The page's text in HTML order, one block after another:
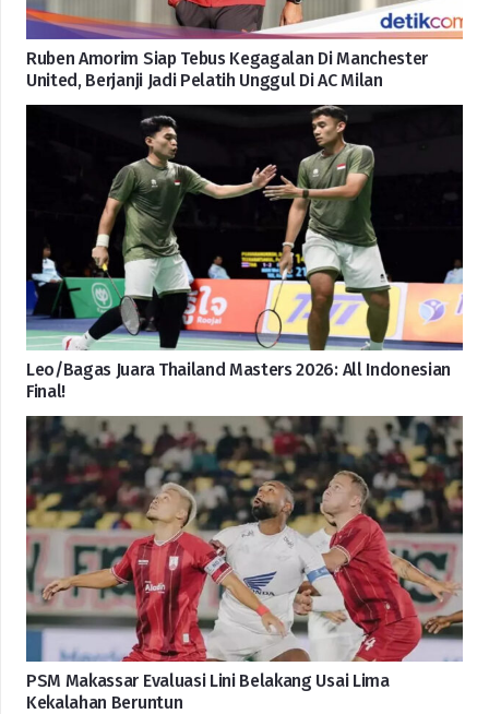
Ruben Amorim Siap Tebus Kegagalan Di Manchester
United, Berjanji Jadi Pelatih Unggul Di AC Milan
Leo/Bagas Juara Thailand Masters 2026: All Indonesian
Final!
PSM Makassar Evaluasi Lini Belakang Usai Lima
Kekalahan Beruntun